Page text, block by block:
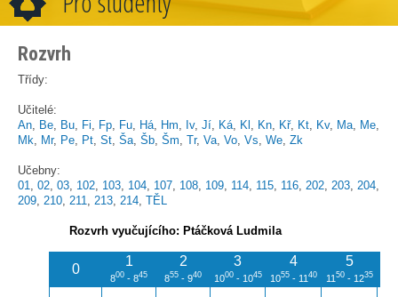
Rozvrh
Třídy:
Učitelé:
An, Be, Bu, Fi, Fp, Fu, Há, Hm, Iv, Jí, Ká, Kl , Kn, Kř, Kt, Kv, Ma, Me,
Mk, Mr, Pe, Pt, St, Ša, Šb, Šm, Tr, Va, Vo, Vs, We, Zk
Učebny:
01, 02, 03, 102, 103, 104, 107, 108, 109, 114, 115, 116, 202, 203, 204,
209, 210, 211, 213, 214, TĚL
Rozvrh vyučujícího: Ptáčková Ludmila
0
1
800 - 845
2
855 - 940
3
1000- 1045
4
1055- 11 40
5
11 50- 1235